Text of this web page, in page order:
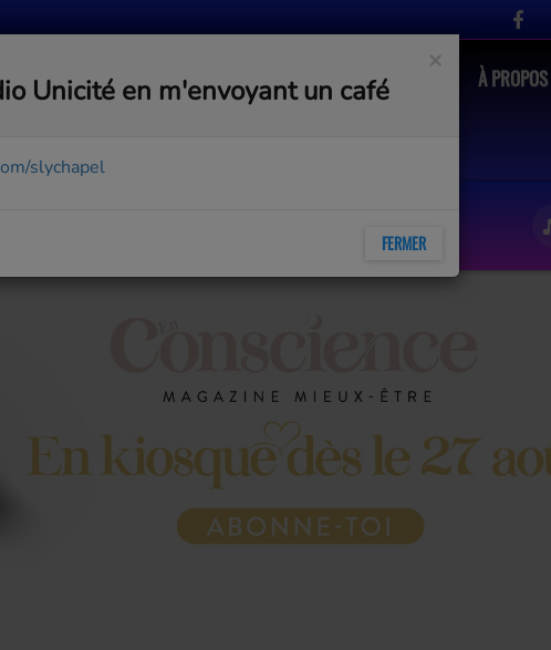
ACTUALITÉS MÉDIAS COMMUNAUTÉ À PROPOS
×
Unicité en m'envoyant un café
slychapel
FERMER